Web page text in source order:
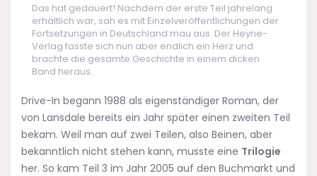
Das hat gedauert! Nachdem der erste Teil jahrelang
erhältlich war, sah es mit Einzelveröffentlichungen der
Fortsetzungen in Deutschland mau aus. Der Heyne-
Verlag fasste sich nun aber endlich ein Herz und
brachte die gesamte Geschichte in einem dicken
Band heraus.
Drive-In begann 1988 als eigenständiger Roman, der
von Lansdale bereits ein Jahr später einen zweiten Teil
bekam. Weil man auf zwei Teilen, also Beinen, aber
bekanntlich nicht stehen kann, musste eine Trilogie
her. So kam Teil 3 im Jahr 2005 auf den Buchmarkt und